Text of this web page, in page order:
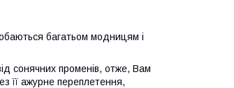
багатьом модницям і
сонячних променів, отже, Вам
її ажурне переплетення,